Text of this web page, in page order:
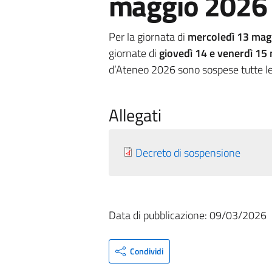
Per la giornata di mercoledì 13
giornate di giovedì 14 e venerdì 15
d’Ateneo 2026 sono sospese tutte
Allegati
Decreto di sospensione
Data di pubblicazione: 09/03/2026
Condividi